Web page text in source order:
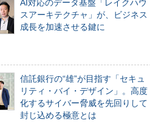
AI対応のデータ基盤「レイクハウ
スアーキテクチャ」が、ビジネス
成長を加速させる鍵に
信託銀行の“雄”が目指す「セキュ
リティ・バイ・デザイン」。高度
化するサイバー脅威を先回りして
封じ込める極意とは